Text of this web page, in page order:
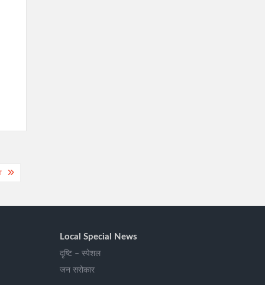
Local Special News
दृष्टि – स्पेशल
जन सरोकार